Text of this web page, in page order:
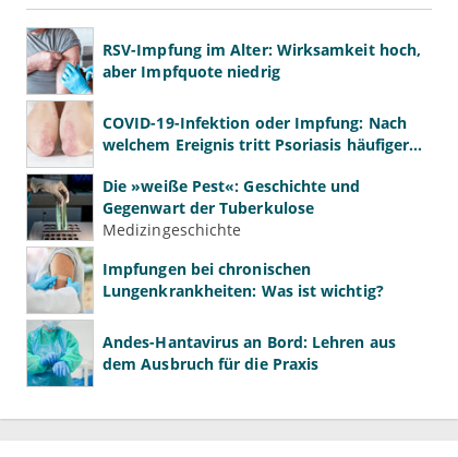
RSV-Impfung im Alter: Wirksamkeit hoch,
aber Impfquote niedrig
COVID-19-Infektion oder Impfung: Nach
welchem Ereignis tritt Psoriasis häufiger
Die »weiße Pest«: Geschichte und
Gegenwart der Tuberkulose
Medizingeschichte
Impfungen bei chronischen
Lungenkrankheiten: Was ist wichtig?
Andes-Hantavirus an Bord: Lehren aus
dem Ausbruch für die Praxis